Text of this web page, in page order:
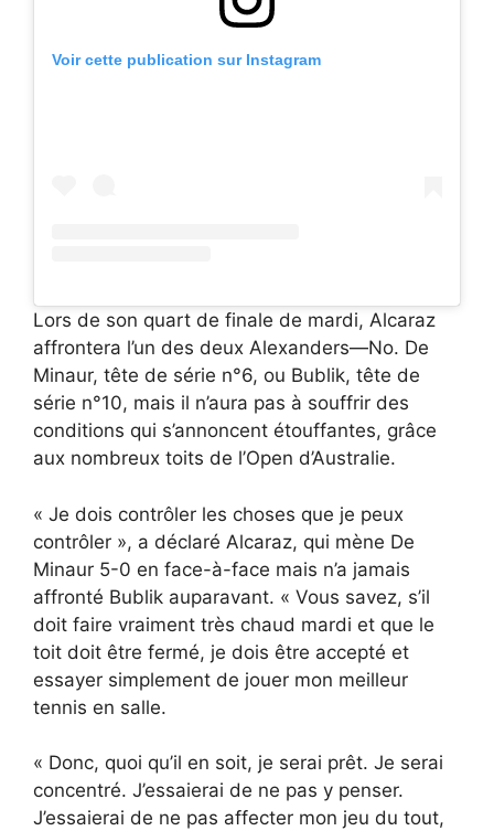
Voir cette publication sur Instagram
Lors de son quart de finale de mardi, Alcaraz
affrontera l’un des deux Alexanders—No. De
Minaur, tête de série n°6, ou Bublik, tête de
série n°10, mais il n’aura pas à souffrir des
conditions qui s’annoncent étouffantes, grâce
aux nombreux toits de l’Open d’Australie.
« Je dois contrôler les choses que je peux
contrôler », a déclaré Alcaraz, qui mène De
Minaur 5-0 en face-à-face mais n’a jamais
affronté Bublik auparavant. « Vous savez, s’il
doit faire vraiment très chaud mardi et que le
toit doit être fermé, je dois être accepté et
essayer simplement de jouer mon meilleur
tennis en salle.
« Donc, quoi qu’il en soit, je serai prêt. Je serai
concentré. J’essaierai de ne pas y penser.
J’essaierai de ne pas affecter mon jeu du tout,